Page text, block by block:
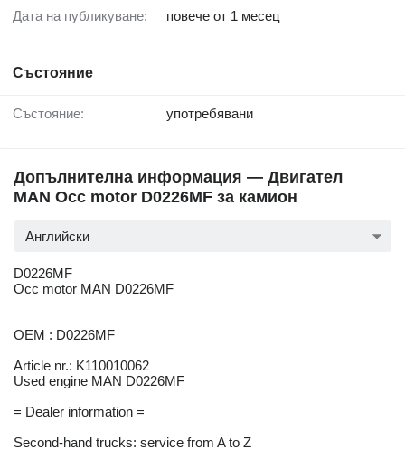
Дата на публикуване: повече от 1 месец
Състояние
Състояние: употребявани
Допълнителна информация — Двигател
MAN Occ motor D0226MF за камион
Английски
D0226MF
Occ motor MAN D0226MF
OEM : D0226MF
Article nr.: K110010062
Used engine MAN D0226MF
= Dealer information =
Second-hand trucks: service from A to Z